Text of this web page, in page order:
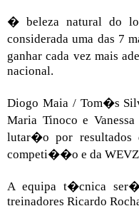
� beleza natural do
considerada uma das 7
ganhar cada vez mais
nacional.
Diogo Maia / Tom�s
Maria Tinoco e
lutar�o por resultados
competi��o e da
A equipa t�cnica ser�
treinadores Ricardo